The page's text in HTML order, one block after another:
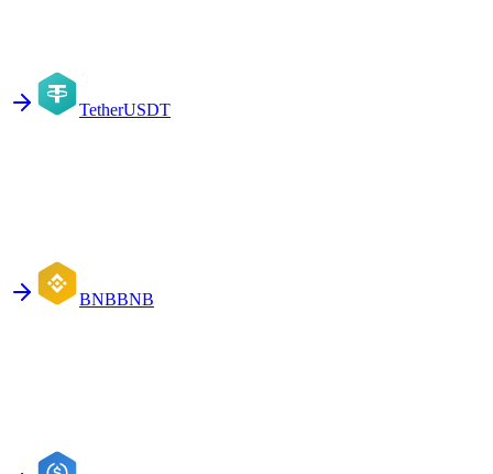
TetherUSDT
BNBBNB